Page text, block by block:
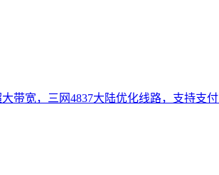
带宽，三网4837大陆优化线路，支持支